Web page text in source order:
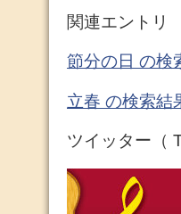
関連エントリ
節分の日 の検
立春 の検索結
ツイッター（